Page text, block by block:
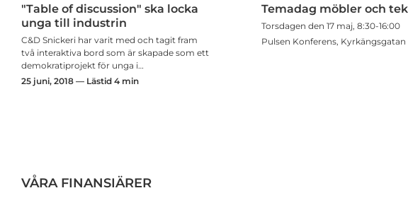
"Table of discussion" ska locka
unga till industrin
C&D Snickeri har varit med och tagit fram
två interaktiva bord som är skapade som ett
demokratiprojekt för unga i…
25 juni, 2018 — Lästid 4 min
Temadag möbler och
Torsdagen den 17 maj, 8:30-16:00
Pulsen Konferens, Kyrkängsgatan
VÅRA FINANSIÄRER